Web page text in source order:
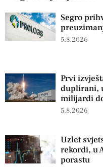
Segro
5.8.2026
Prvi
duplirani,
milijardi
5.8.2026
Uzlet
rekordi, u
porastu